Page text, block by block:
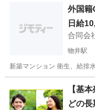
県庁前
外国籍
日給
合同会
物井駅
新築マンション 衛生、給排
物井
【基
どの